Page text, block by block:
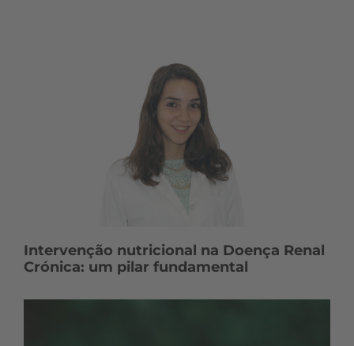
Intervenção nutricional na Doença Renal
Crónica: um pilar fundamental